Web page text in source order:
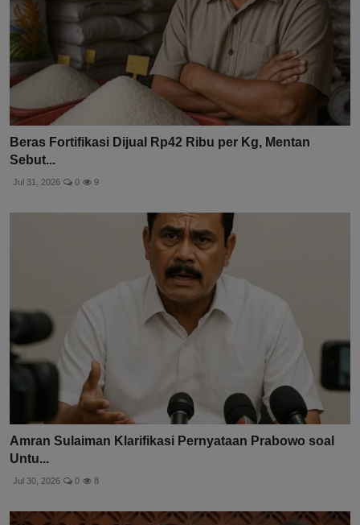
Beras Fortifikasi Dijual Rp42 Ribu per Kg, Mentan
Sebut...
Jul 31, 2026 0 9
Amran Sulaiman Klarifikasi Pernyataan Prabowo soal
Untu...
Jul 30, 2026 0 8